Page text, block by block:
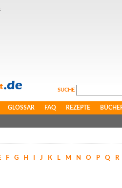
SUCHE
GLOSSAR FAQ REZEPTE
F G H J K L M N O P Q R